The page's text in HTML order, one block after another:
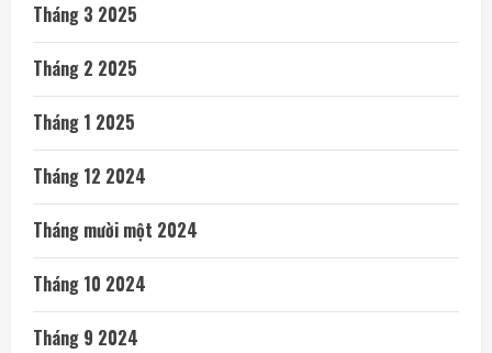
Tháng 3 2025
Tháng 2 2025
Tháng 1 2025
Tháng 12 2024
Tháng mười một 2024
Tháng 10 2024
Tháng 9 2024